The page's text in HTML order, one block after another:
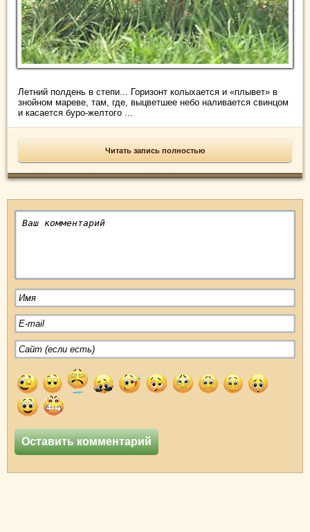
Летний полдень в степи... Горизонт колыхается и «плывет» в
знойном мареве, там, где, выцветшее небо наливается свинцом
и касается буро-желтого ...
Читать запись полностью